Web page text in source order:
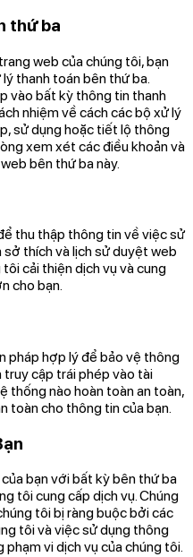
thứ ba
web của chúng tôi, bạn
thanh toán bên thứ ba.
vào bất kỳ thông tin thanh
nhiệm về cách các bộ xử lý
sử dụng hoặc tiết lộ thông
xem xét các điều khoản và
bên thứ ba này.
thu thập thông tin về việc sử
thích và lịch sử duyệt web
cải thiện dịch vụ và cung
cho bạn.
pháp hợp lý để bảo vệ thông
truy cập trái phép vào tài
thống nào hoàn toàn an toàn,
toàn cho thông tin của bạn.
bạn với bất kỳ bên thứ ba
tôi cung cấp dịch vụ. Chúng
tôi bị ràng buộc bởi các
tôi và việc sử dụng thông
phạm vi dịch vụ của chúng tôi.